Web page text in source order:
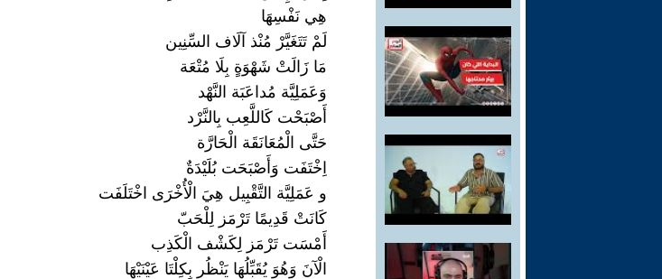
هِي نَفْسِهَا
لَمْ تَتَغَيَّرْ مُنْذ آلَاف السِّنِين
مَا زَالَتْ شَهْوَةٍ بِلَا مُتْعَة
وَعَمَلِيَّة مُداعَبَة النَّهْد
أَصْبَحْت كَاللَّعِب بِالنَّرْد
حَتَّى الْمُعَانَقَة الْحَارَّة
اِخْتَفَت وَأَصْبَحَت بُلَيْدَةٌ
و عَمَلِيَّة التَّقْبِيل هِيَ الْأُخْرَى اخْتَلَفَت
كَانَتْ قَدِيمًا تَرْمَز لِلْحَبّ
أَمْسَت تَرْمَز لِكَشْف الْكَذِب
الْآنَ وَهُوَ يُقَبِّلُهَا يَنْظُر بِكِلْتَا عَيْنَيْهَا